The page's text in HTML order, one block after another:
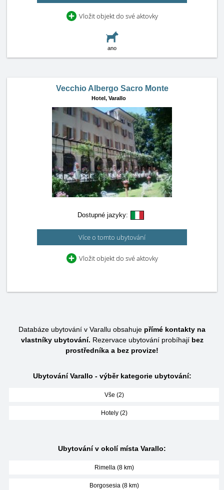
Vložit objekt do své aktovky
ano
Vecchio Albergo Sacro Monte
Hotel, Varallo
Dostupné jazyky:
Více o tomto ubytování
Vložit objekt do své aktovky
Databáze ubytování v Varallu obsahuje přímé kontakty na
vlastníky ubytování. Rezervace ubytování probíhají bez
prostředníka a bez provize!
Ubytování Varallo - výběr kategorie ubytování:
Vše (2)
Hotely (2)
Ubytování v okolí místa Varallo:
Rimella (8 km)
Borgosesia (8 km)